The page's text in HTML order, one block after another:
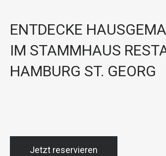
ENTDECKE
IM STAMMHAUS
HAMBURG ST. GEORG
Jetzt reservieren